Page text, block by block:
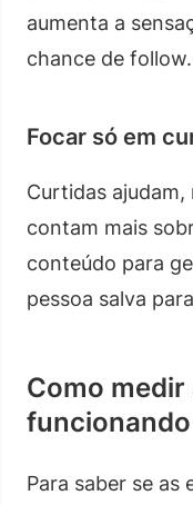
aumenta a
chance de follow.
Focar só em
Curtidas
contam mais
conteúdo para
pessoa salva
Como
funcionando
Para saber se as